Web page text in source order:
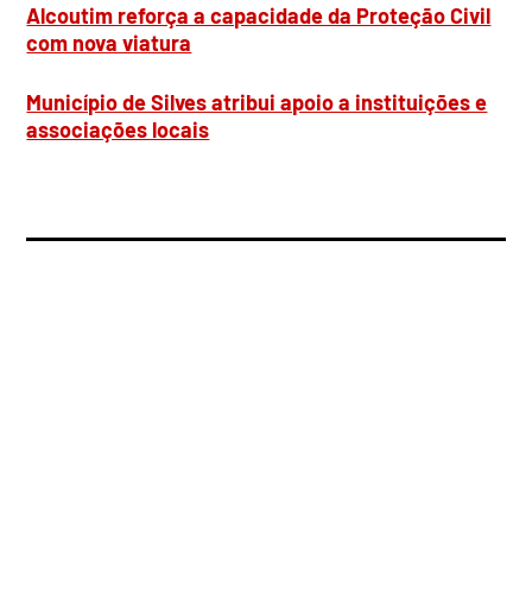
Alcoutim reforça a capacidade da Proteção Civil
com nova viatura
Município de Silves atribui apoio a instituições e
associações locais